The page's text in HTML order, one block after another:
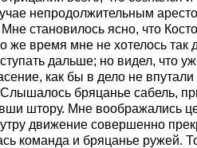
непродолжительным
становилось ясно, что
же время мне не хотелось так
дальше; но видел, что
как бы в дело не впутали
бряцанье сабель,
штору. Мне воображались
движение совершенно
команда и бряцанье ружей.